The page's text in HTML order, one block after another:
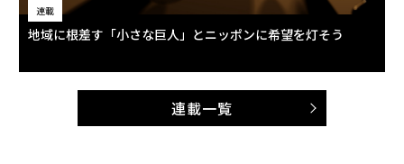
連載
地域に根差す「小さな巨人」とニッポンに希望を灯そう
連載一覧